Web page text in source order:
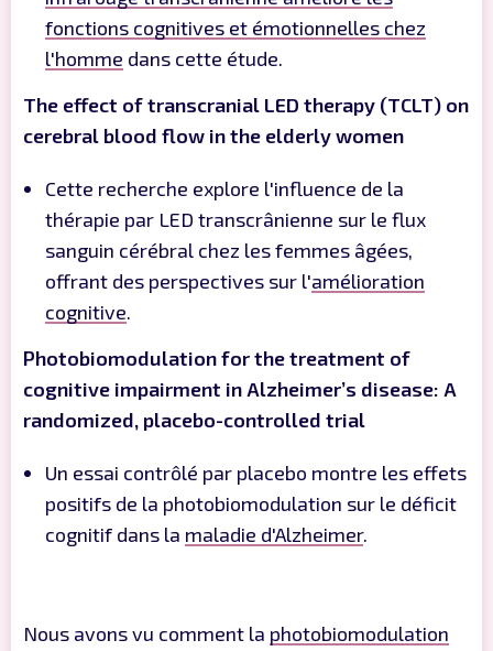
fonctions cognitives et émotionnelles chez
l'homme dans cette étude.
The effect of transcranial LED therapy (TCLT) on
cerebral blood flow in the elderly women
Cette recherche explore l'influence de la
thérapie par LED transcrânienne sur le flux
sanguin cérébral chez les femmes âgées,
offrant des perspectives sur l'amélioration
cognitive.
Photobiomodulation for the treatment of
cognitive impairment in Alzheimer’s disease: A
randomized, placebo-controlled trial
Un essai contrôlé par placebo montre les effets
positifs de la photobiomodulation sur le déficit
cognitif dans la maladie d'Alzheimer.
Nous avons vu comment la photobiomodulation